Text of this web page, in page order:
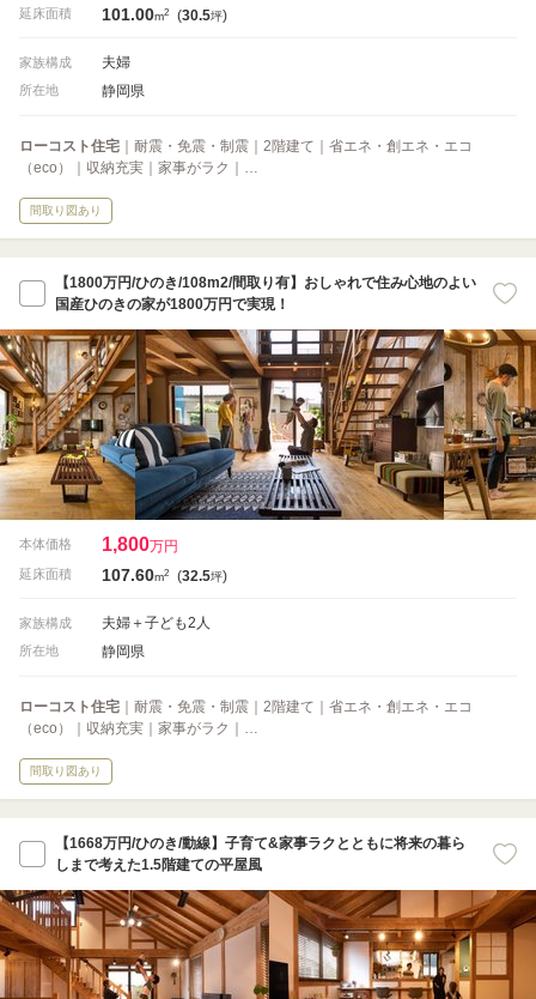
延床面積 101.00m2 (30.5坪)
家族構成 夫婦
所在地 静岡県
ローコスト住宅 ｜耐震・免震・制震｜2階建て｜省エネ・創エネ・エコ
（eco）｜収納充実｜家事がラク｜…
間取り図あり
【1800万円/ひのき/108m2/間取り有】おしゃれで住み心地のよい
国産ひのきの家が1800万円で実現！
本体価格 1,800万円
延床面積 107.60m2 (32.5坪)
家族構成 夫婦＋子ども2人
所在地 静岡県
ローコスト住宅 ｜耐震・免震・制震｜2階建て｜省エネ・創エネ・エコ
（eco）｜収納充実｜家事がラク｜…
間取り図あり
【1668万円/ひのき/動線】子育て&家事ラクとともに将来の暮ら
しまで考えた1.5階建ての平屋風